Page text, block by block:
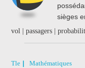
sièges
vol | passagers |
Tle
Mathématiques